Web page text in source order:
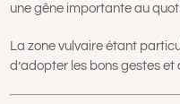
une gêne importante au
La zone vulvaire étant
d’adopter les bons gestes et